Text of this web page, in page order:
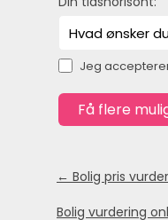
Jeg
← Bolig pris
Bolig vurdering